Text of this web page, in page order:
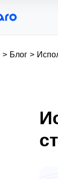
> Блог >